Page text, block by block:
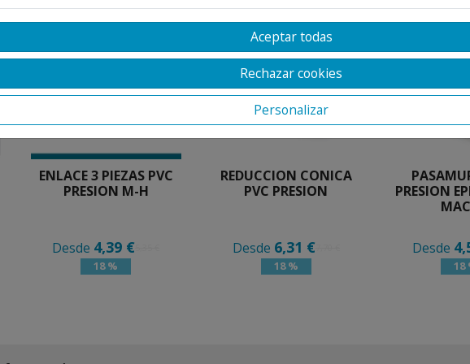
ENLACE 3 PIEZAS PVC
PRESION M-H
Desde 4,39 €
18 %
REDUCCION CONICA
PVC PRESION
Desde 6,31 €
18 %
PRESION
Desde
18
Aceptar todas
Rechazar cookies
Personalizar